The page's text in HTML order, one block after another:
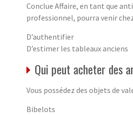
Conclue Affaire, en tant que
professionnel, pourra venir
D’authentifier
D’estimer les tableaux anciens
Qui peut acheter des
Vous possédez des objets de
Bibelots